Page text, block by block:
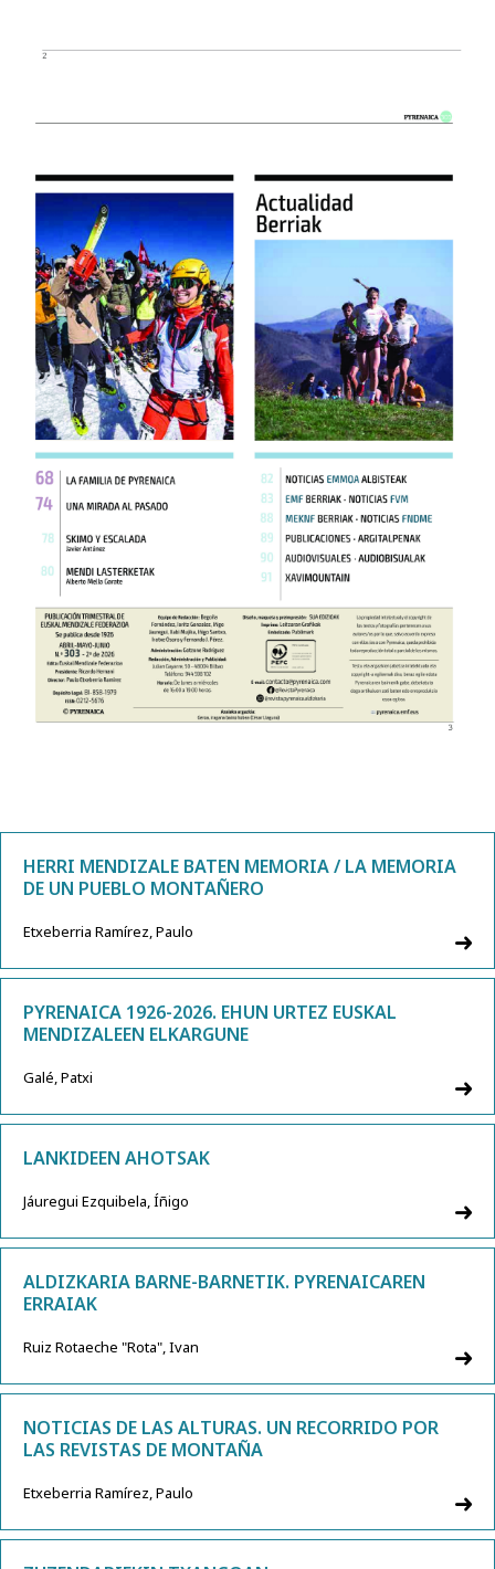
HERRI MENDIZALE BATEN MEMORIA / LA MEMORIA
DE UN PUEBLO MONTAÑERO
Etxeberria Ramírez, Paulo
PYRENAICA 1926-2026. EHUN URTEZ EUSKAL
MENDIZALEEN ELKARGUNE
Galé, Patxi
LANKIDEEN AHOTSAK
Jáuregui Ezquibela, Íñigo
ALDIZKARIA BARNE-BARNETIK. PYRENAICAREN
ERRAIAK
Ruiz Rotaeche "Rota", Ivan
NOTICIAS DE LAS ALTURAS. UN RECORRIDO POR
LAS REVISTAS DE MONTAÑA
Etxeberria Ramírez, Paulo